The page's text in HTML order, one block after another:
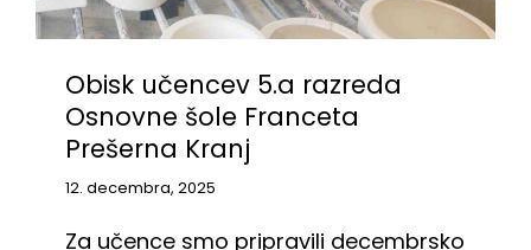
Obisk učencev 5.a razreda
Osnovne šole Franceta
Prešerna Kranj
12. decembra, 2025
Za učence smo pripravili decembrsko